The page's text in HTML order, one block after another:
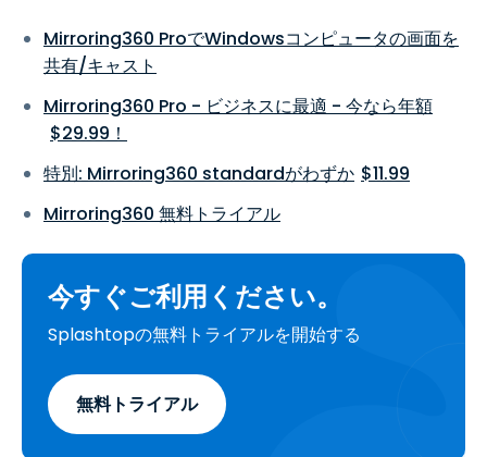
Mirroring360 ProでWindowsコンピュータの画面を
共有/キャスト
Mirroring360 Pro - ビジネスに最適 - 今なら年額
$29.99 ！
特別: Mirroring360 standardがわずか $11.99
Mirroring360 無料トライアル
今すぐご利用ください。
Splashtopの無料トライアルを開始する
無料トライアル